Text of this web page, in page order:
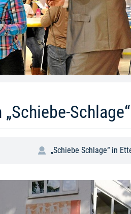
Schlage“
„Schiebe Schlage“ in